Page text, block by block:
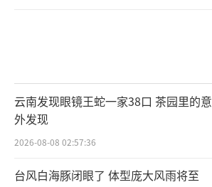
云南发现眼镜王蛇一家38口 茶园里的意
外发现
2026-08-08 02:57:36
台风白海豚闭眼了 体型庞大风雨将至